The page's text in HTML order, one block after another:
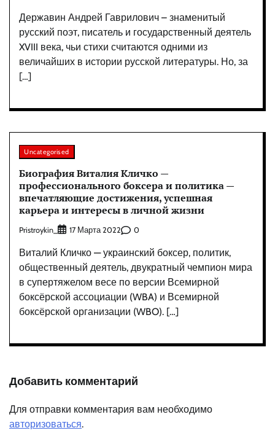
Державин Андрей Гаврилович – знаменитый
русский поэт, писатель и государственный деятель
XVIII века, чьи стихи считаются одними из
величайших в истории русской литературы. Но, за
[…]
Uncategorised
Биография Виталия Кличко —
профессионального боксера и политика —
впечатляющие достижения, успешная
карьера и интересы в личной жизни
Pristroykin_ 17 Марта 2022 0
Виталий Кличко — украинский боксер, политик,
общественный деятель, двукратный чемпион мира
в супертяжелом весе по версии Всемирной
боксёрской ассоциации (WBA) и Всемирной
боксёрской организации (WBO). […]
Добавить комментарий
Для отправки комментария вам необходимо
авторизоваться.